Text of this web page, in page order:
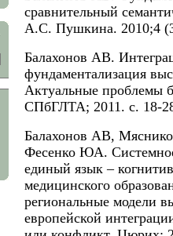
сравнительный
А.С. Пушкина. 2010;4
Балахонов АВ.
фундаментализация
Актуальные проблемы
СПбГЛТА; 2011. с. 18-
Балахонов АВ,
Фесенко ЮА.
единый язык –
медицинского
региональные модели
европейской